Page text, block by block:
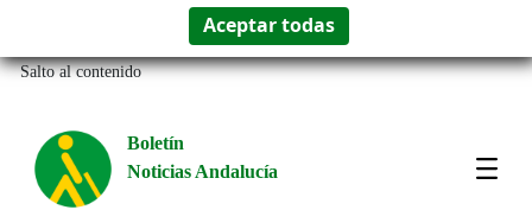
Salto al contenido
Boletín
Noticias Andalucía